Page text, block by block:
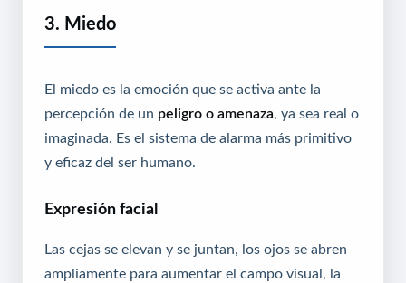
3. Miedo
El miedo es la emoción que se activa ante la
percepción de un peligro o amenaza , ya sea real o
imaginada. Es el sistema de alarma más primitivo
y eficaz del ser humano.
Expresión facial
Las cejas se elevan y se juntan, los ojos se abren
ampliamente para aumentar el campo visual, la